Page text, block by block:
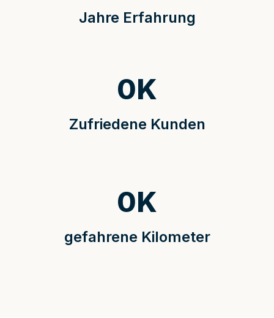
Jahre Erfahrung
Zufriedene Kunden
0K
gefahrene Kilometer
0K